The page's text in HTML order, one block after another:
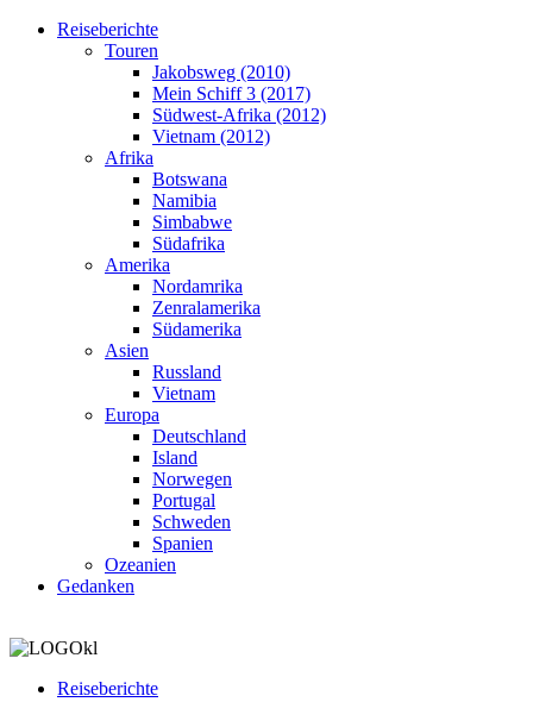
Reiseberichte
Touren
Jakobsweg (2010)
Mein Schiff 3 (2017)
Südwest-Afrika (2012)
Vietnam (2012)
Afrika
Botswana
Namibia
Simbabwe
Südafrika
Amerika
Nordamrika
Zenralamerika
Südamerika
Asien
Russland
Vietnam
Europa
Deutschland
Island
Norwegen
Portugal
Schweden
Spanien
Ozeanien
Gedanken
Reiseberichte